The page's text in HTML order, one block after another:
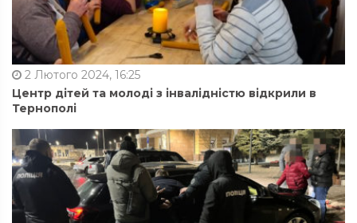
2 Лютого 2024, 16:25
Центр дітей та молоді з інвалідністю відкрили в
Тернополі